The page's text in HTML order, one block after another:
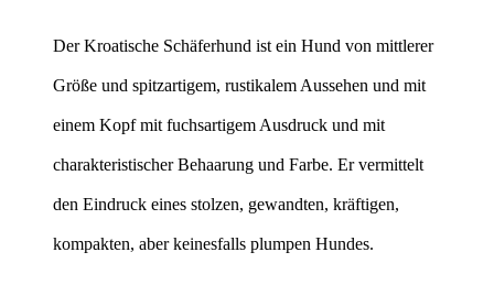
Der Kroatische Schäferhund ist ein Hund von mittlerer
Größe und spitzartigem, rustikalem Aussehen und mit
einem Kopf mit fuchsartigem Ausdruck und mit
charakteristischer Behaarung und Farbe. Er vermittelt
den Eindruck eines stolzen, gewandten, kräftigen,
kompakten, aber keinesfalls plumpen Hundes.